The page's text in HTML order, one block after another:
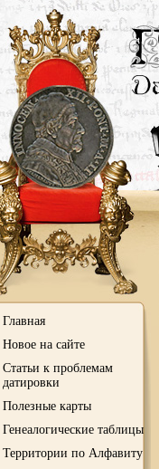
Главная
Новое на сайте
Статьи к проблемам
датировки
Полезные карты
Генеалогические таблицы
Территории по Алфавиту